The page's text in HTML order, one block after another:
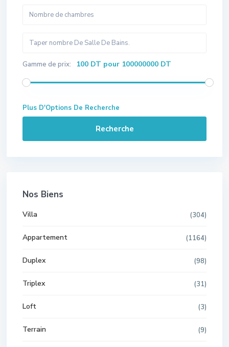
Gamme de prix: 100 DT pour 100000000 DT
Plus D'Options De Recherche
Recherche
Nos Biens
Villa (304)
Appartement (1164)
Duplex (98)
Triplex (31)
Loft (3)
Terrain (9)